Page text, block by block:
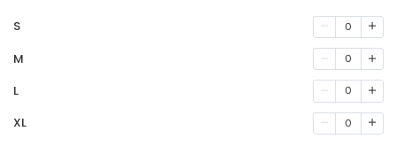
S 0
M 0
L 0
XL 0